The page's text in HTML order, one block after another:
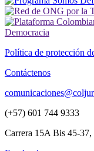
Política de protección
Contáctenos
(+57) 601 744 9333
Carrera 15A Bis 45-